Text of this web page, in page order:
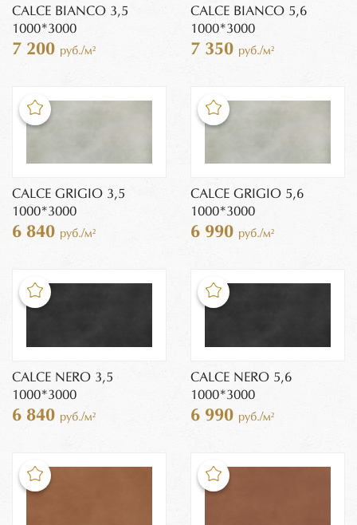
CALCE BIANCO 3,5
1000*3000
7 200 руб./м²
CALCE BIANCO 5,6
1000*3000
7 350 руб./м²
CALCE GRIGIO 3,5
1000*3000
6 840 руб./м²
CALCE GRIGIO 5,6
1000*3000
6 990 руб./м²
CALCE NERO 3,5
1000*3000
6 840 руб./м²
CALCE NERO 5,6
1000*3000
6 990 руб./м²